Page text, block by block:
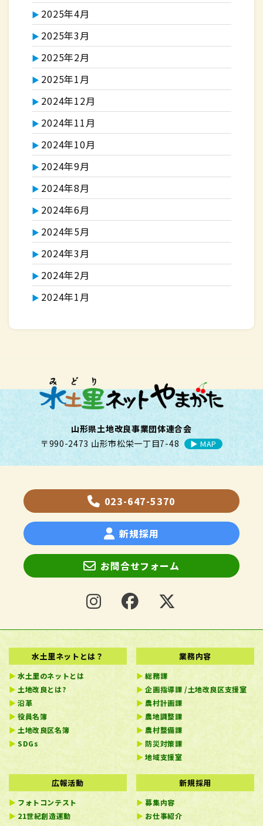
2025年4月
2025年3月
2025年2月
2025年1月
2024年12月
2024年11月
2024年10月
2024年9月
2024年8月
2024年6月
2024年5月
2024年3月
2024年2月
2024年1月
山形県土地改良事業団体連合会
〒990-2473 山形市松栄一丁目7-48
▶︎ MAP
023-647-5370
新規採用
お問合せフォーム
水土里ネットとは？
水土里のネットとは
土地改良とは?
沿革
役員名簿
土地改良区名簿
SDGs
業務内容
総務課
企画指導課 /土地改良区支援室
農村計画課
農地調整課
農村整備課
防災対策課
地域支援室
広報活動
フォトコンテスト
21世紀創造運動
新規採用
募集内容
お仕事紹介